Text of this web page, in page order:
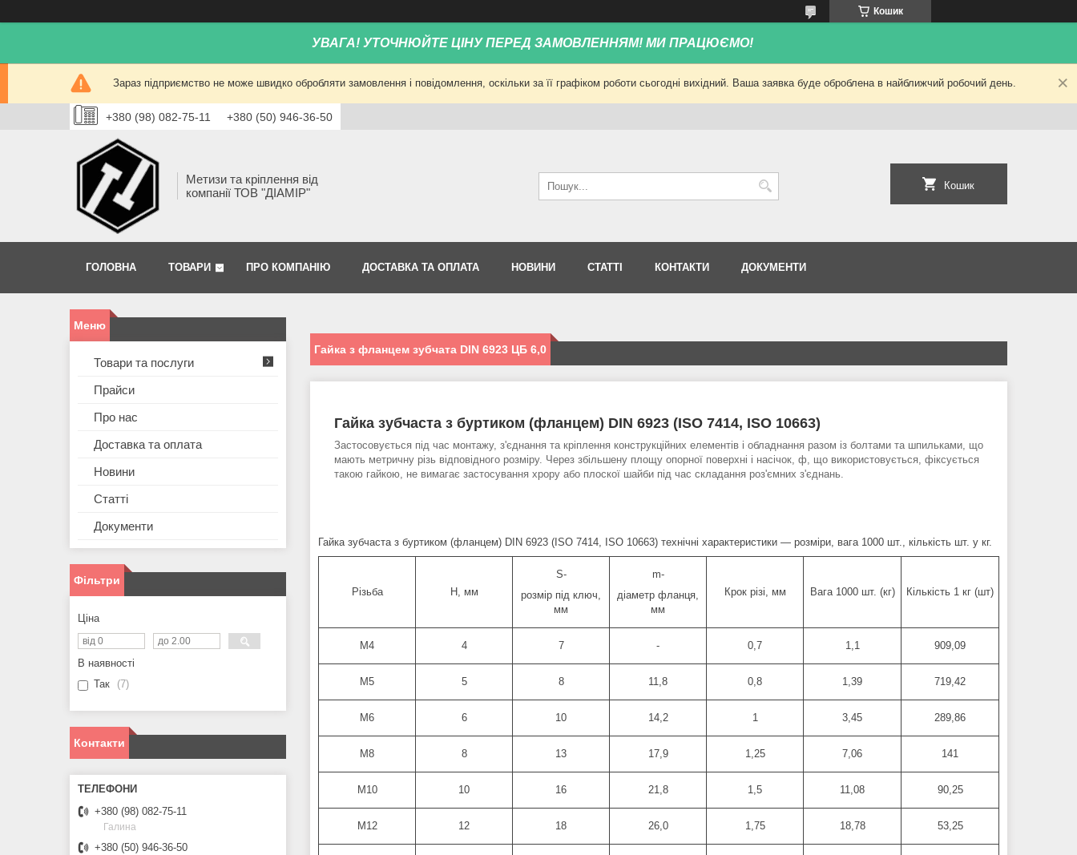
Кошик
УВАГА! УТОЧНЮЙТЕ ЦІНУ ПЕРЕД ЗАМОВЛЕННЯМ! МИ ПРАЦЮЄМО!
Зараз підприємство не може швидко обробляти замовлення і повідомлення, оскільки за її графіком роботи сьогодні вихідний. Ваша заявка буде оброблена в найближчий робочий день.
+380 (98) 082-75-11 +380 (50) 946-36-50
Метизи та кріплення від
компанії ТОВ "ДІАМІР"
Кошик
ГОЛОВНА ТОВАРИ ПРО КОМПАНІЮ ДОСТАВКА ТА ОПЛАТА НОВИНИ СТАТТІ КОНТАКТИ ДОКУМЕНТИ
Гайка з фланцем зубчата DIN 6923 ЦБ 6,0
Гайка зубчаста з буртиком (фланцем) DIN 6923 (ISO 7414, ISO 10663)
Застосовується під час монтажу, з'єднання та кріплення конструкційних елементів і обладнання разом із болтами та шпильками, що
мають метричну різь відповідного розміру. Через збільшену площу опорної поверхні і насічок, ф, що використовується, фіксується
такою гайкою, не вимагає застосування хрору або плоскої шайби під час складання роз'ємних з'єднань.
Гайка зубчаста з буртиком (фланцем) DIN 6923 (ISO 7414, ISO 10663) технічні характеристики — розміри, вага 1000 шт., кількість шт. у кг.
Різьба Н, мм
S-
розмір під ключ,
мм
m-
діаметр фланця,
мм
Крок різі, мм Вага 1000 шт. (кг) Кількість 1 кг (шт)
М4 4 7 - 0,7 1,1 909,09
М5 5 8 11,8 0,8 1,39 719,42
М6 6 10 14,2 1 3,45 289,86
М8 8 13 17,9 1,25 7,06 141
М10 10 16 21,8 1,5 11,08 90,25
М12 12 18 26,0 1,75 18,78 53,25
Товари та послуги
Прайси
Про нас
Доставка та оплата
Новини
Статті
Документи
Фільтри
Ціна
В наявності
Так
7
Контакти
+380 (98) 082-75-11
Галина
+380 (50) 946-36-50